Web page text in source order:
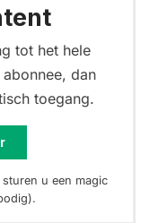
tot het hele
dan
toegang.
sturen u een magic